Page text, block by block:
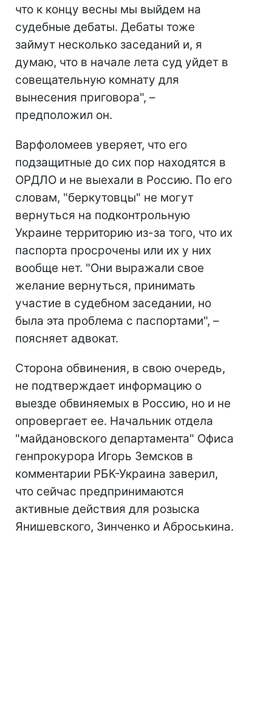
что к концу весны мы выйдем на
судебные дебаты. Дебаты тоже
займут несколько заседаний и, я
думаю, что в начале лета суд уйдет в
совещательную комнату для
вынесения приговора", –
предположил он.
Варфоломеев уверяет, что его
подзащитные до сих пор находятся в
ОРДЛО и не выехали в Россию. По его
словам, "беркутовцы" не могут
вернуться на подконтрольную
Украине территорию из-за того, что их
паспорта просрочены или их у них
вообще нет. "Они выражали свое
желание вернуться, принимать
участие в судебном заседании, но
была эта проблема с паспортами", –
поясняет адвокат.
Сторона обвинения, в свою очередь,
не подтверждает информацию о
выезде обвиняемых в Россию, но и не
опровергает ее. Начальник отдела
"майдановского департамента" Офиса
генпрокурора Игорь Земсков в
комментарии РБК-Украина заверил,
что сейчас предпринимаются
активные действия для розыска
Янишевского, Зинченко и Аброськина.